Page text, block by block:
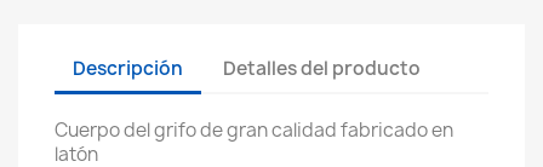
Descripción Detalles del producto
Cuerpo del grifo de gran calidad fabricado en
latón